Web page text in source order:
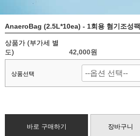
AnaeroBag (2.5L*10ea) - 1회용 혐기조성팩
상품가 (부가세 별
도)
42,000원
상품선택
바로 구매하기 장바구니